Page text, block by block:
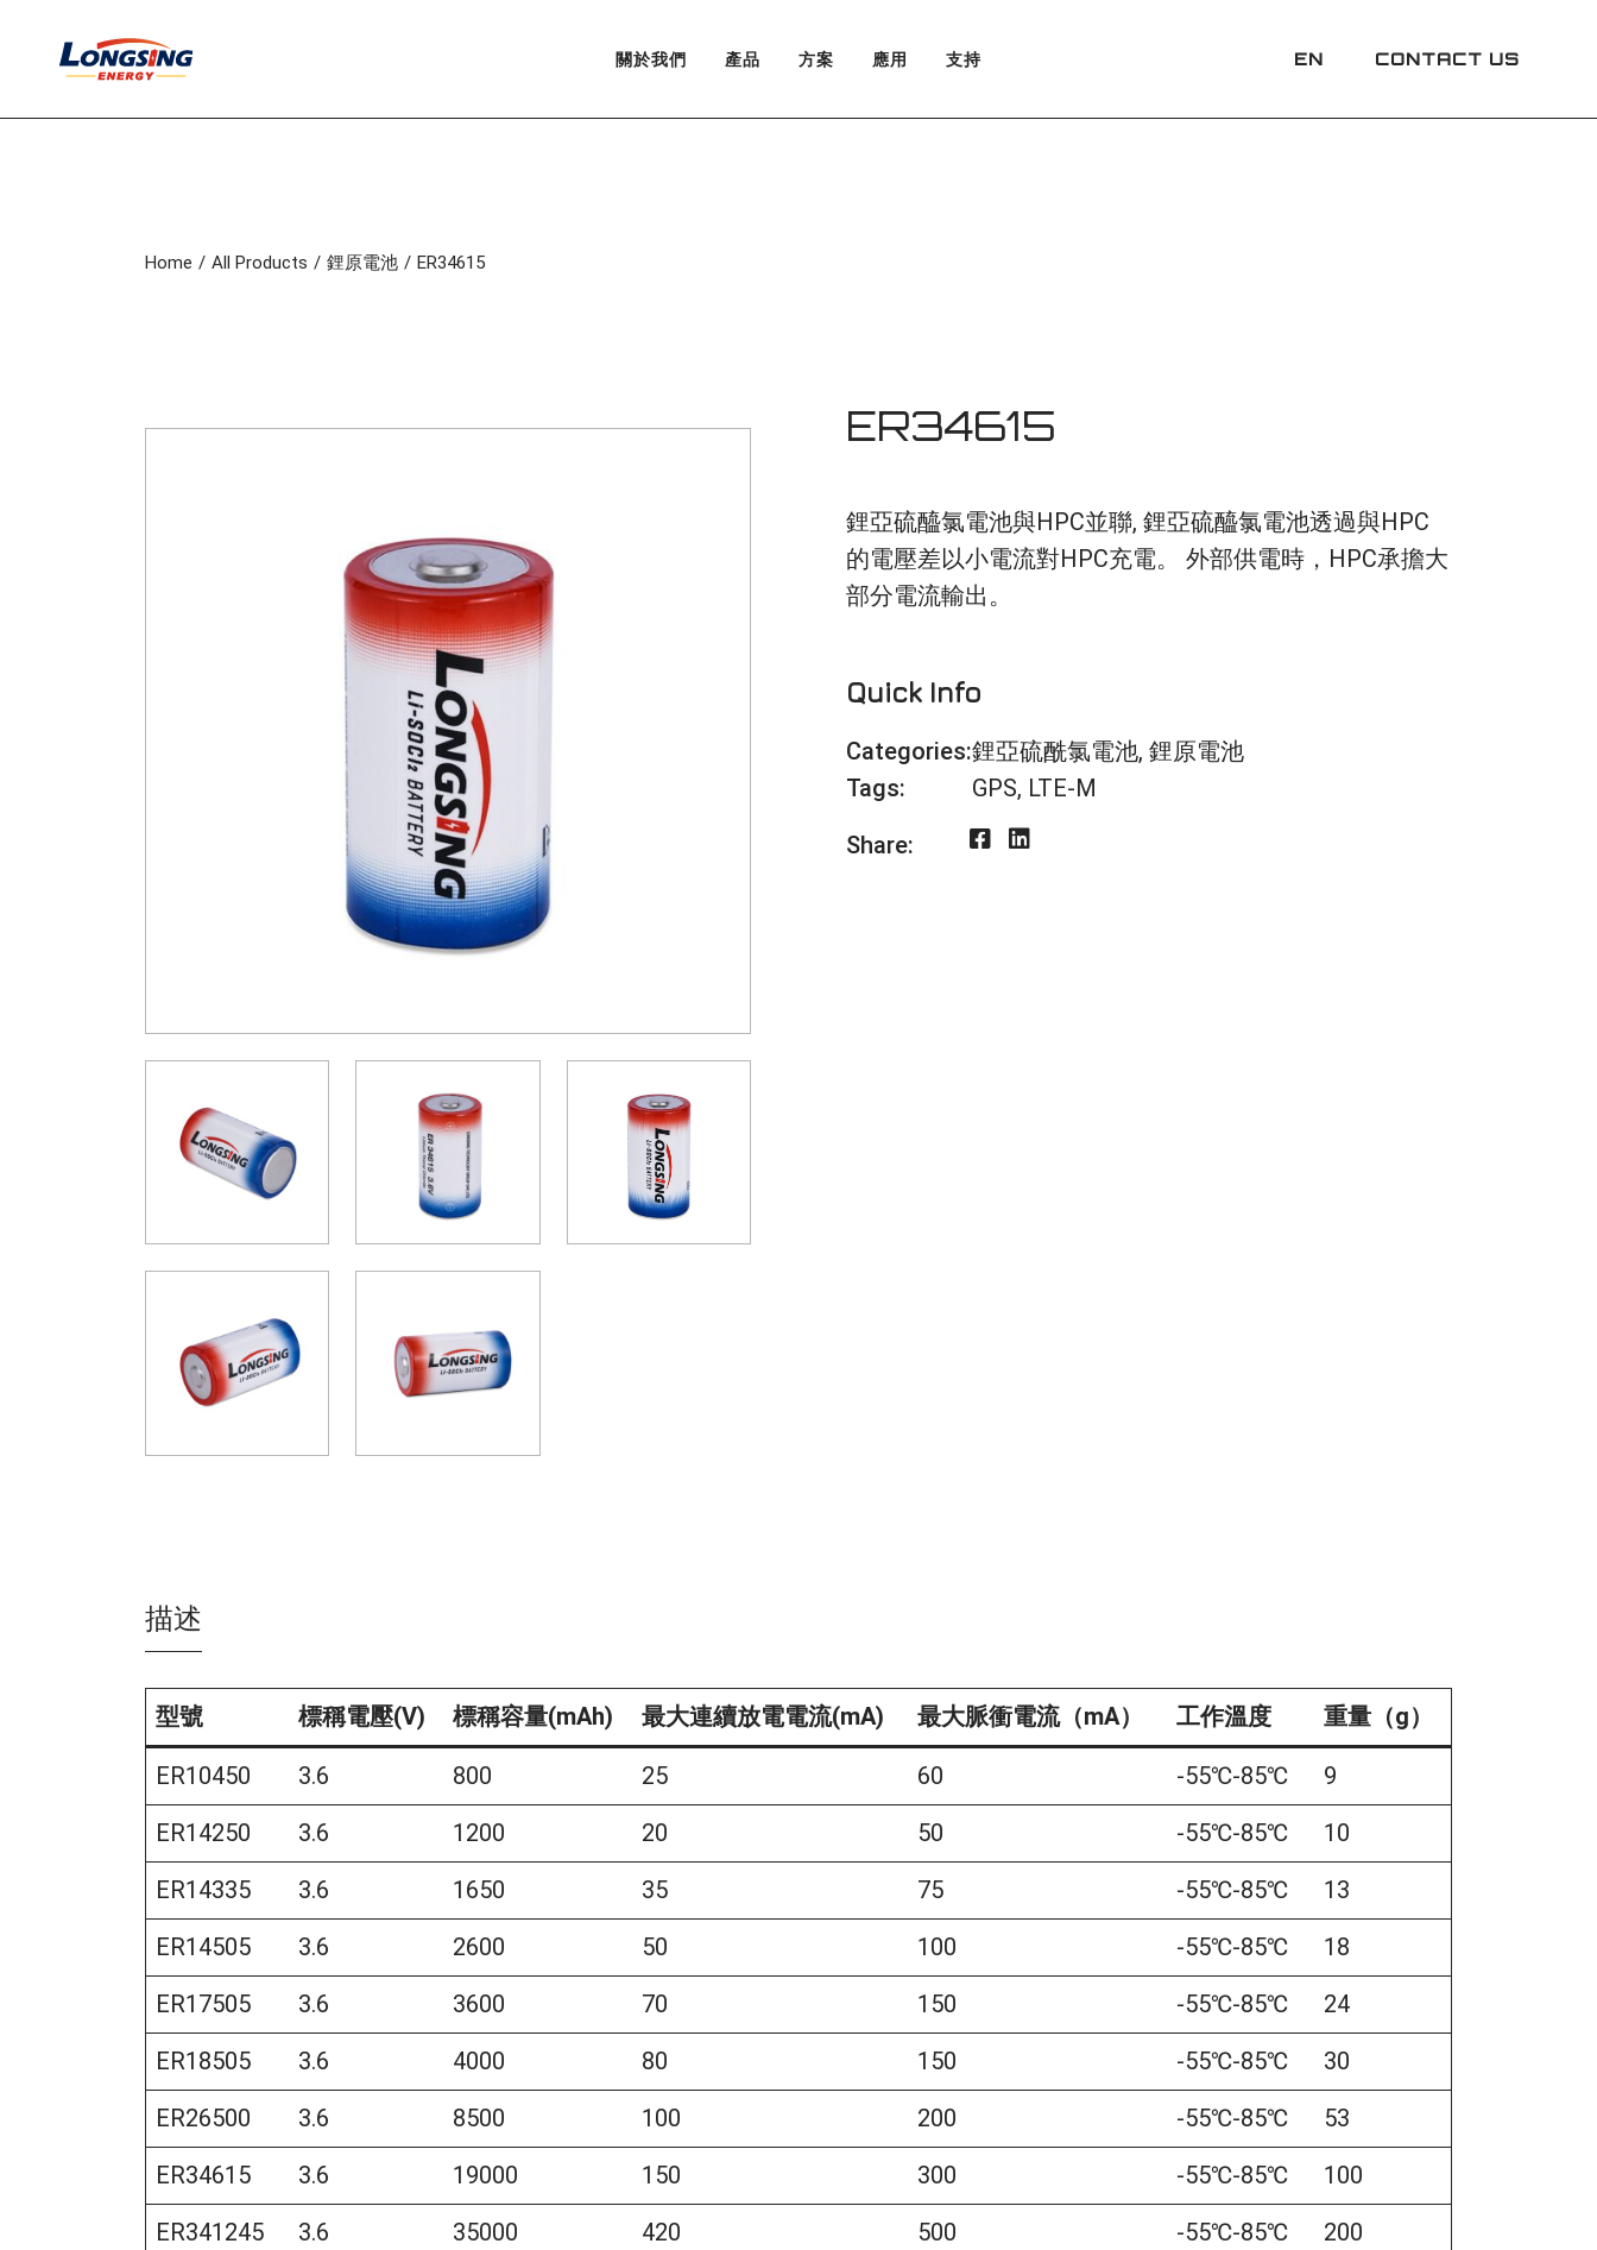
關於我們 產品 方案 應用 支持 EN CONTACT US
Home All Products 鋰原電池 ER34615
ER34615
鋰亞硫醯氯電池與HPC並聯, 鋰亞硫醯氯電池透過與HPC
的電壓差以小電流對HPC充電。 外部供電時，HPC承擔大
部分電流輸出。
Quick Info
Categories:鋰亞硫酰氯電池, 鋰原電池
Tags:
GPS, LTE-M
Share:
描述
型號 標稱電壓(V) 標稱容量(mAh) 最大連續放電電流(mA) 最大脈衝電流（mA） 工作溫度
重量（g）
型號
標稱電壓(V) 標稱容量(mAh) 最大連續放電電流(mA) 最大脈衝電流（mA） 工作溫度 重量（g）
ER10450 3.6 800 25 60 -55℃-85℃
9
ER14250
3.6 1200 20 50 -55℃-85℃
10
ER14335
3.6 1650 35 75 -55℃-85℃
13
ER14505
3.6 2600 50 100 -55℃-85℃
18
ER17505
3.6 3600 70 150 -55℃-85℃
24
ER18505
3.6 4000 80 150 -55℃-85℃
30
ER26500
3.6 8500 100 200 -55℃-85℃
53
ER34615
3.6 19000 150 300 -55℃-85℃
100
ER341245
3.6 35000 420 500 -55℃-85℃ 200